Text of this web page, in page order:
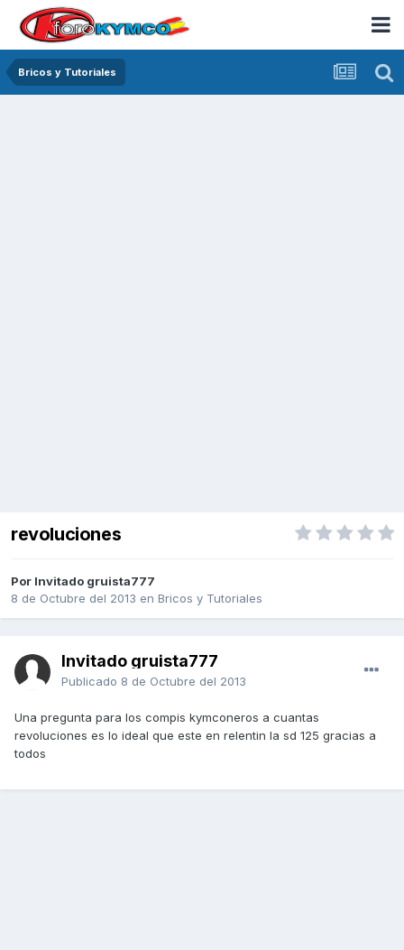
Bricos y Tutoriales
revoluciones
Por Invitado gruista777
8 de Octubre del 2013 en Bricos y Tutoriales
Invitado gruista777
Publicado 8 de Octubre del 2013
Una pregunta para los compis kymconeros a cuantas
revoluciones es lo ideal que este en relentin la sd 125 gracias a
todos